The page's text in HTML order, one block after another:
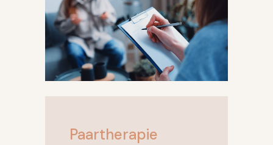
Paartherapie